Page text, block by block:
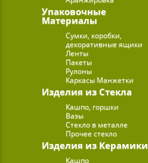
Упаковочные
Материалы
Сумки, коробки,
декоративные ящики
Ленты
Пакеты
Рулоны
Каркасы Манжетки
Изделия из Стекла
Кашпо, горшки
Вазы
Стекло в металле
Прочее стекло
Изделия из Керамики
Кашпо